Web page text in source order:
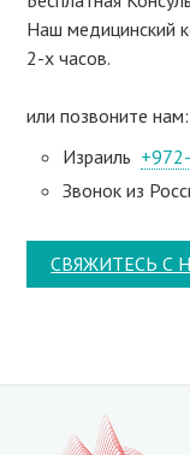
Наш медицинский
2-х часов.
или позвоните нам:
Израиль
Звонок из
СВЯЖИТЕСЬ С